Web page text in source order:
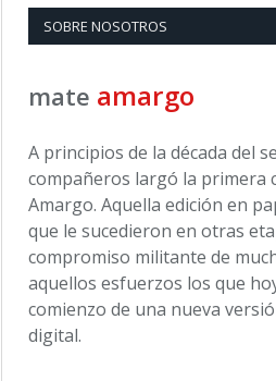
SOBRE NOSOTROS
mate amargo
A principios de la década del
compañeros largó la primera
Amargo. Aquella edición en
que le sucedieron en otras
compromiso militante de
aquellos esfuerzos los que
comienzo de una nueva
digital.